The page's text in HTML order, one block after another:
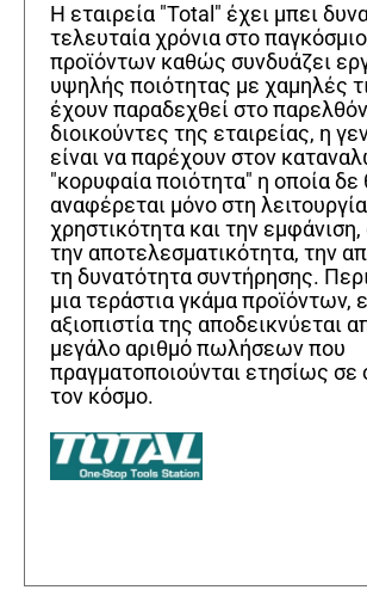
Η εταιρεία "Total" έχει μπει
τελευταία χρόνια στο
προϊόντων καθώς συνδυάζει
υψηλής ποιότητας με χαμηλές
έχουν παραδεχθεί στο παρελθόν
διοικούντες της εταιρείας, η
είναι να παρέχουν στον
"κορυφαία ποιότητα" η οποία δε
αναφέρεται μόνο στη
χρηστικότητα και την εμφάνιση,
την αποτελεσματικότητα, την
τη δυνατότητα συντήρησης.
μια τεράστια γκάμα προϊόντων,
αξιοπιστία της αποδεικνύεται
μεγάλο αριθμό πωλήσεων που
πραγματοποιούνται ετησίως σε
τον κόσμο.